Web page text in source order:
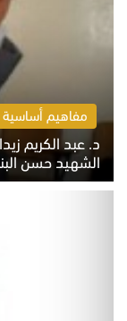
مفاهيم أساسية
د. عبد الكريم
الشهيد حسن
السبت 8 أغسطس 2026 10:46 ص